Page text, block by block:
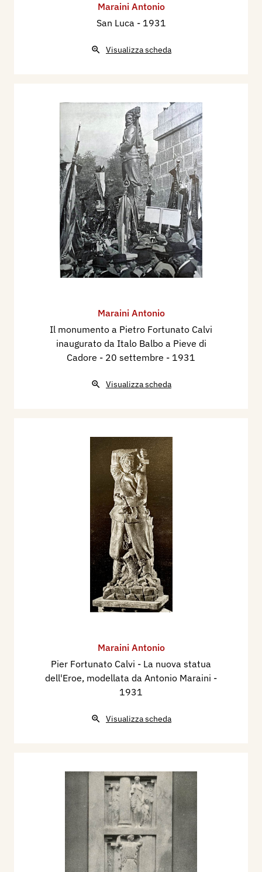
Maraini Antonio
San Luca - 1931
Visualizza scheda
Maraini Antonio
Il monumento a Pietro Fortunato Calvi
inaugurato da Italo Balbo a Pieve di
Cadore - 20 settembre - 1931
Visualizza scheda
Maraini Antonio
Pier Fortunato Calvi - La nuova statua
dell'Eroe, modellata da Antonio Maraini -
1931
Visualizza scheda